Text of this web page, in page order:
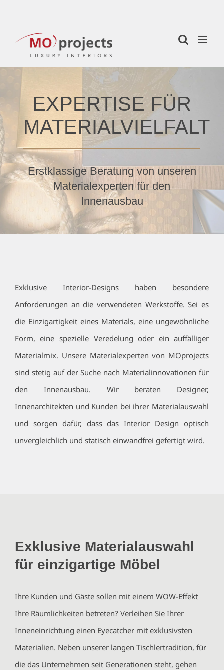
springen
EXPERTISE FÜR
MATERIALVIELFALT
Erstklassige Beratung von unseren
Materialexperten für den
Innenausbau
Exklusive Interior-Designs haben besondere
Anforderungen an die verwendeten Werkstoffe. Sei es
die Einzigartigkeit eines Materials, eine ungewöhnliche
Form, eine spezielle Veredelung oder ein auffälliger
Materialmix. Unsere Materialexperten von MOprojects
sind stetig auf der Suche nach Materialinnovationen für
den Innenausbau. Wir beraten Designer,
Innenarchitekten und Kunden bei ihrer Materialauswahl
und sorgen dafür, dass das Interior Design optisch
unvergleichlich und statisch einwandfrei gefertigt wird.
Exklusive Materialauswahl
für einzigartige Möbel
Ihre Kunden und Gäste sollen mit einem WOW-Effekt
Ihre Räumlichkeiten betreten? Verleihen Sie Ihrer
Inneneinrichtung einen Eyecatcher mit exklusivsten
Materialien. Neben unserer langen Tischlertradition, für
die das Unternehmen seit Generationen steht, gehen